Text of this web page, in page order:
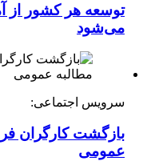
توسعه هر کشور از
می‌شود
سرویس اجتماعی:
بازگشت کارگران
عمومی